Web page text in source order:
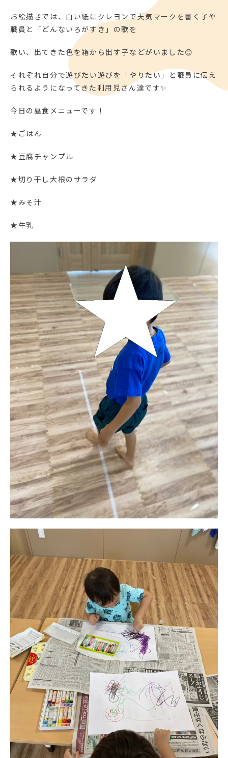
お絵描きでは、白い紙にクレヨンで天気マークを書く子や
職員と「どんないろがすき」の歌を
歌い、出てきた色を箱から出す子などがいました😊
それぞれ自分で遊びたい遊びを「やりたい」と職員に伝え
られるようになってきた利用児さん達です✨
今日の昼食メニューです！
★ごはん
★豆腐チャンプル
★切り干し大根のサラダ
★みそ汁
★牛乳